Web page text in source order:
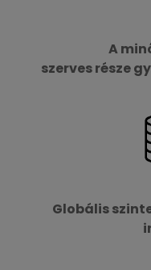
A
szerves része
Globális